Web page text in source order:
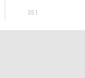
351